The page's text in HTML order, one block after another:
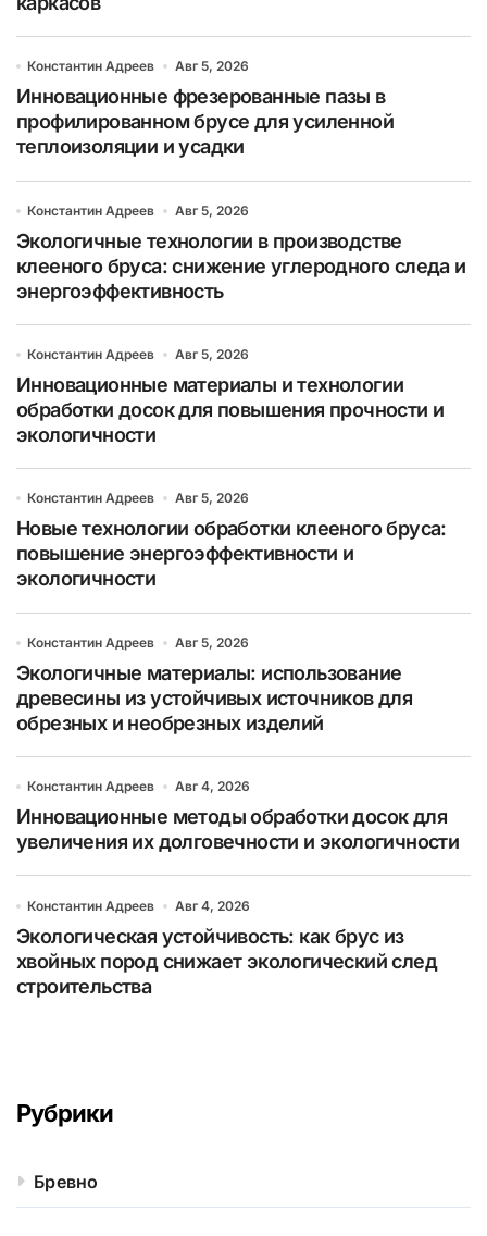
Константин Адреев Авг 5, 2026
Инновационные фрезерованные пазы в
профилированном брусе для усиленной
теплоизоляции и усадки
Константин Адреев Авг 5, 2026
Экологичные технологии в производстве
клееного бруса: снижение углеродного следа и
энергоэффективность
Константин Адреев Авг 5, 2026
Инновационные материалы и технологии
обработки досок для повышения прочности и
экологичности
Константин Адреев Авг 5, 2026
Новые технологии обработки клееного бруса:
повышение энергоэффективности и
экологичности
Константин Адреев Авг 5, 2026
Экологичные материалы: использование
древесины из устойчивых источников для
обрезных и необрезных изделий
Константин Адреев Авг 4, 2026
Инновационные методы обработки досок для
увеличения их долговечности и экологичности
Константин Адреев Авг 4, 2026
Экологическая устойчивость: как брус из
хвойных пород снижает экологический след
строительства
Рубрики
Бревно